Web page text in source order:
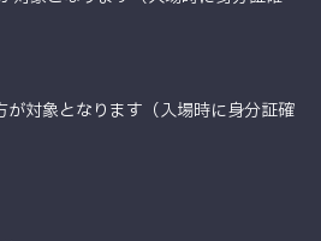
が対象となります（入場時に身分証確